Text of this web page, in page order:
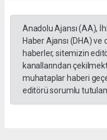
Anadolu Ajansı (AA),
Haber Ajansı (DHA)
haberler, sitemizin
kanallarından
muhataplar haberi
editörü sorumlu